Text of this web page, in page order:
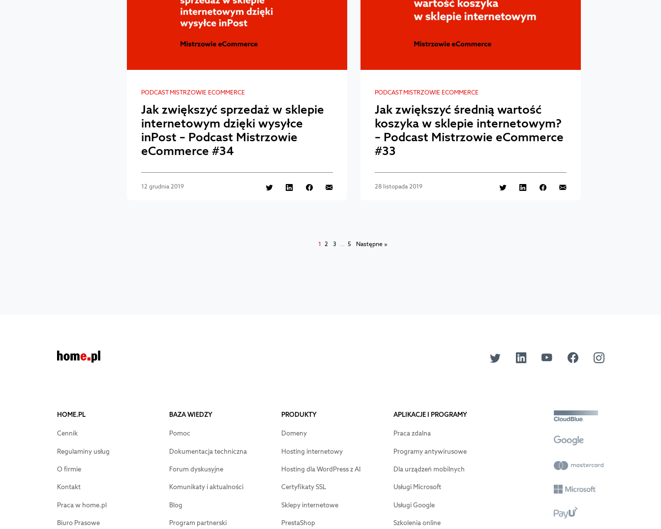
PODCAST MISTRZOWIE ECOMMERCE
Jak zwiększyć sprzedaż w sklepie
internetowym dzięki wysyłce
inPost – Podcast Mistrzowie
eCommerce #34
12 grudnia 2019
PODCAST MISTRZOWIE ECOMMERCE
Jak zwiększyć średnią wartość
koszyka w sklepie internetowym?
– Podcast Mistrzowie eCommerce
#33
28 listopada 2019
1 2 3 … 5 Następne »
HOME.PL
Cennik
Regulaminy usług
O firmie
Kontakt
Praca w home.pl
Biuro Prasowe
BAZA WIEDZY
Pomoc
Dokumentacja techniczna
Forum dyskusyjne
Komunikaty i aktualności
Blog
Program partnerski
PRODUKTY
Domeny
Hosting internetowy
Hosting dla WordPress z AI
Certyfikaty SSL
Sklepy internetowe
PrestaShop
APLIKACJE I PROGRAMY
Praca zdalna
Programy antywirusowe
Dla urządzeń mobilnych
Usługi Microsoft
Usługi Google
Szkolenia online